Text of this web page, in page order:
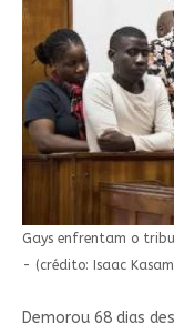
Gays enfrentam o
- (crédito: Isaac
Demorou 68 dias